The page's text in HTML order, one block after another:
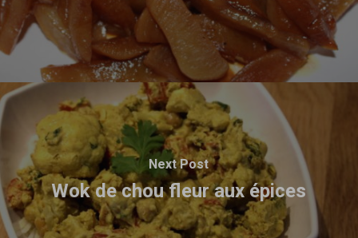
Next Post
Wok de chou fleur aux épices